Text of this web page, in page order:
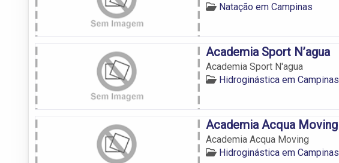
Natação em Campinas
Academia Sport N’agua
Academia Sport N'agua
Hidroginástica em Campinas
Academia Acqua Moving
Academia Acqua Moving
Hidroginástica em Campinas